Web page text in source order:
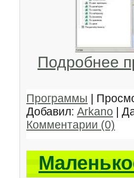
Подробнее
Программы |
Добавил: Arkano |
Комментарии (0)